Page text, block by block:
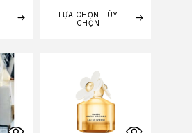
LỰA CHỌN TÙY
CHỌN